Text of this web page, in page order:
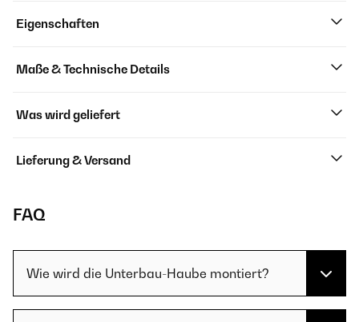
Eigenschaften
Maße & Technische Details
Was wird geliefert
Lieferung & Versand
FAQ
Wie wird die Unterbau-Haube montiert?